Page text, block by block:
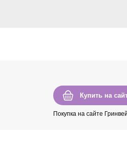
Купить на
Покупка на сайте Гринвей